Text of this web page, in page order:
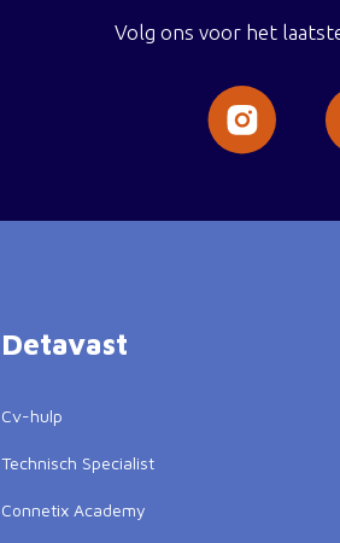
Volg ons voor het
Detavast
Cv-hulp
Technisch Specialist
Connetix Academy